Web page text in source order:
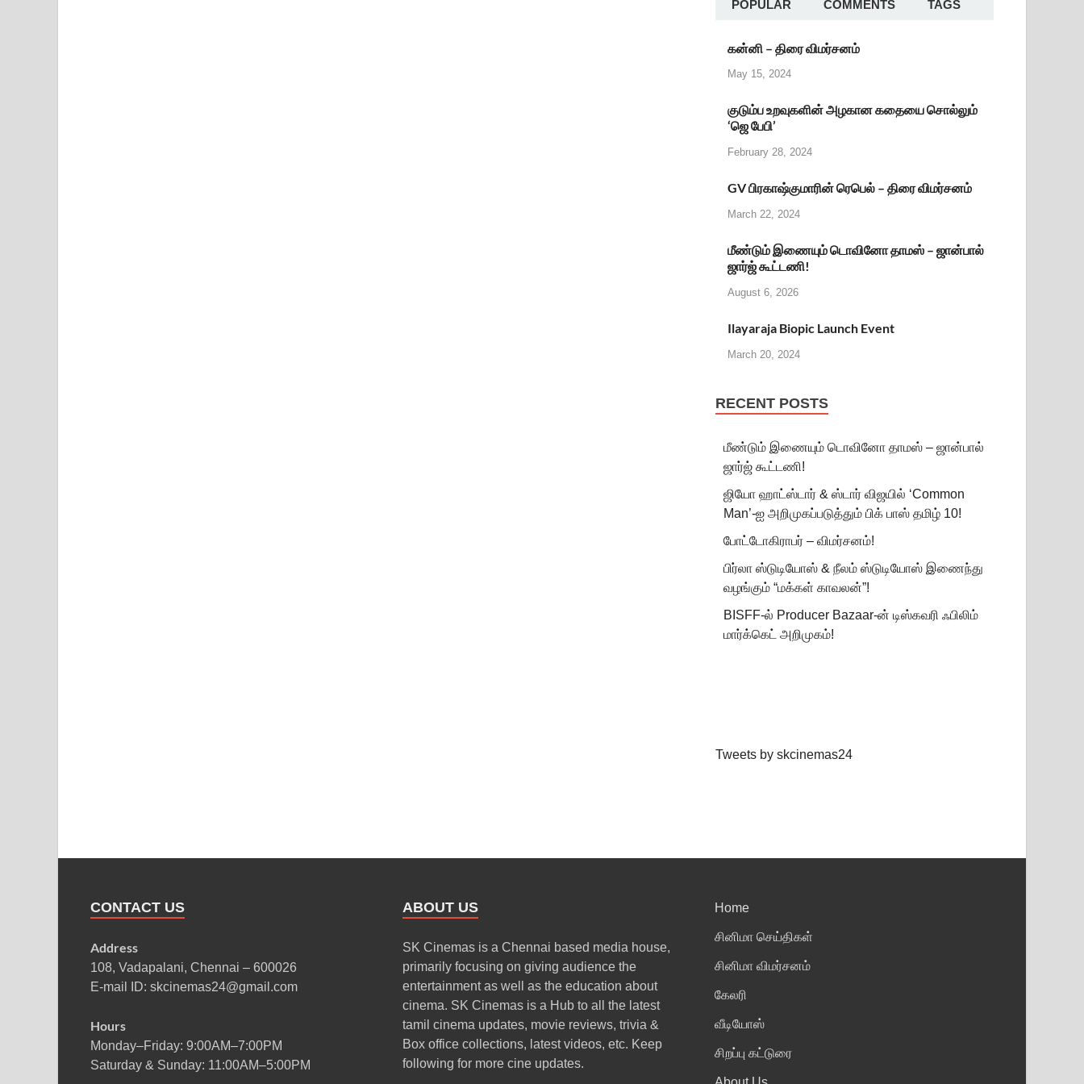
POPULAR COMMENTS TAGS
கன்னி – திரை விமர்சனம்
May 15, 2024
குடும்ப உறவுகளின் அழகான கதையை சொல்லும்
‘ஜெ பேபி’
February 28, 2024
GV பிரகாஷ்குமாரின் ரெபெல் – திரை விமர்சனம்
March 22, 2024
மீண்டும் இணையும் டொவினோ தாமஸ் – ஜான்பால்
ஜார்ஜ் கூட்டணி!
August 6, 2026
Ilayaraja Biopic Launch Event
March 20, 2024
RECENT POSTS
மீண்டும் இணையும் டொவினோ தாமஸ் – ஜான்பால்
ஜார்ஜ் கூட்டணி!
ஜியோ ஹாட்ஸ்டார் & ஸ்டார் விஜயில் ‘Common
Man’-ஐ அறிமுகப்படுத்தும் பிக் பாஸ் தமிழ் 10!
போட்டோகிராபர் – விமர்சனம்!
பிர்லா ஸ்டுடியோஸ் & நீலம் ஸ்டுடியோஸ் இணைந்து
வழங்கும் “மக்கள் காவலன்”!
BISFF-ல் Producer Bazaar-ன் டிஸ்கவரி ஃபிலிம்
மார்க்கெட் அறிமுகம்!
Tweets by skcinemas24
CONTACT US
Address
108, Vadapalani, Chennai – 600026
E-mail ID: skcinemas24@gmail.com
Hours
Monday–Friday: 9:00AM–7:00PM
Saturday & Sunday: 11:00AM–5:00PM
ABOUT US
SK Cinemas is a Chennai based media house,
primarily focusing on giving audience the
entertainment as well as the education about
cinema. SK Cinemas is a Hub to all the latest
tamil cinema updates, movie reviews, trivia &
Box office collections, latest videos, etc. Keep
following for more cine updates.
Home
சினிமா செய்திகள்
சினிமா விமர்சனம்
கேலரி
வீடியோஸ்
சிறப்பு கட்டுரை